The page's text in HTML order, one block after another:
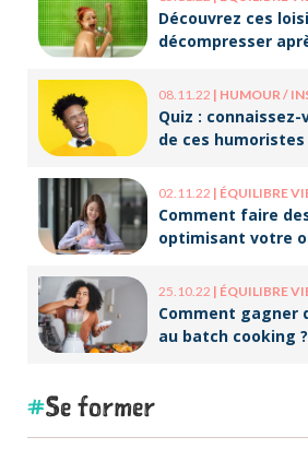
Découvrez ces
décompresser
08.11.22 | HUMOUR /
Quiz :
de ces humoristes
02.11.22 | ÉQUILIBRE
Comment faire
optimisant votre
25.10.22 | ÉQUILIBRE
Comment gagner
au batch cooking ?
Se former